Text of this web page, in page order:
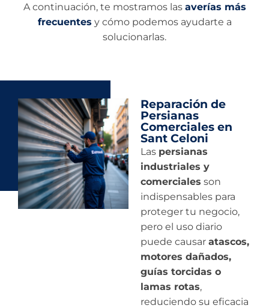
A continuación, te mostramos las averías más
frecuentes y cómo podemos ayudarte a
solucionarlas.
Reparación de
Persianas
Comerciales en
Sant Celoni
Las persianas
industriales y
comerciales son
indispensables para
proteger tu negocio,
pero el uso diario
puede causar atascos,
motores dañados,
guías torcidas o
lamas rotas,
reduciendo su eficacia